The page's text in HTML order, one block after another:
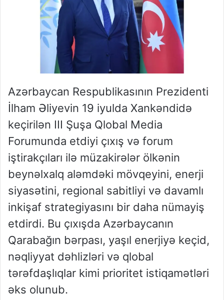
Azərbaycan Respublikasının Prezidenti
İlham Əliyevin 19 iyulda Xankəndidə
keçirilən III Şuşa Qlobal Media
Forumunda etdiyi çıxış və forum
iştirakçıları ilə müzakirələr ölkənin
beynəlxalq aləmdəki mövqeyini, enerji
siyasətini, regional sabitliyi və davamlı
inkişaf strategiyasını bir daha nümayiş
etdirdi. Bu çıxışda Azərbaycanın
Qarabağın bərpası, yaşıl enerjiyə keçid,
nəqliyyat dəhlizləri və qlobal
tərəfdaşlıqlar kimi prioritet istiqamətləri
əks olunub.